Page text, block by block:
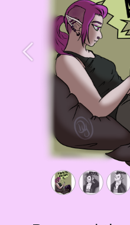
Précédent